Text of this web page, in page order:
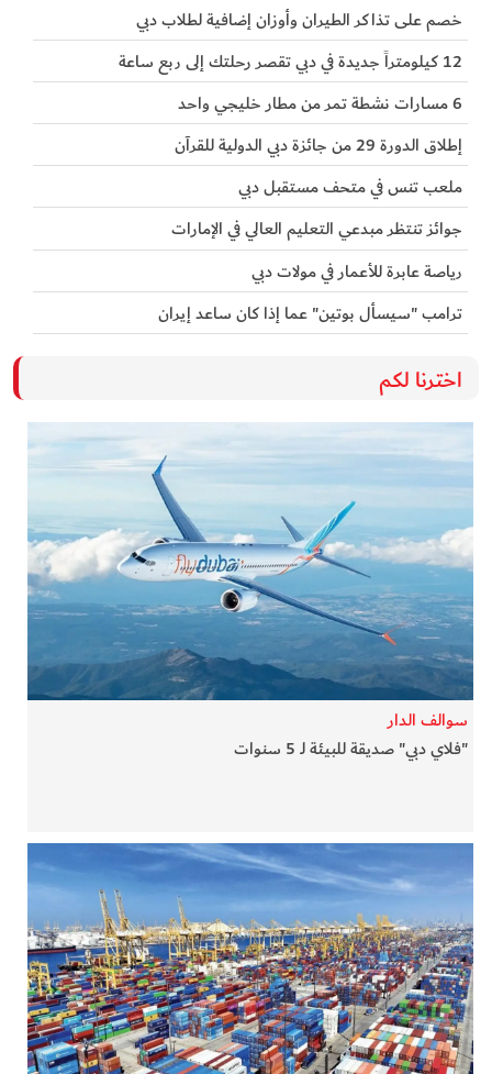
خصم على تذاكر الطيران وأوزان إضافية لطلاب دبي
12 كيلومتراً جديدة في دبي تقصر رحلتك إلى ربع ساعة
6 مسارات نشطة تمر من مطار خليجي واحد
إطلاق الدورة 29 من جائزة دبي الدولية للقرآن
ملعب تنس في متحف مستقبل دبي
جوائز تنتظر مبدعي التعليم العالي في الإمارات
رياصة عابرة للأعمار في مولات دبي
ترامب "سيسأل بوتين" عما إذا كان ساعد إيران
اخترنا لكم
سوالف الدار
"فلاي دبي" صديقة للبيئة لـ 5 سنوات